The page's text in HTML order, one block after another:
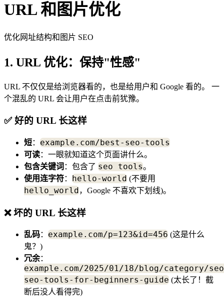
URL 和图片优化
优化网址结构和图片 SEO
1. URL 优化：保持"性感"
URL 不仅仅是给浏览器看的，也是给用户和 Google 看的。 一
个混乱的 URL 会让用户在点击前犹豫。
✅ 好的 URL 长这样
短： example.com/best-seo-tools
可读：一眼就知道这个页面讲什么。
包含关键词 ：包含了 seo tools。
使用连字符： hello-world (不要用
hello_world，Google 不喜欢下划线)。
❌ 坏的 URL 长这样
乱码： example.com/p=123&id=456 (这是什么
鬼？)
冗余：
example.com/2025/01/18/blog/category/
seo-tools-for-beginners-guide (太长了！截
断后没人看得完)